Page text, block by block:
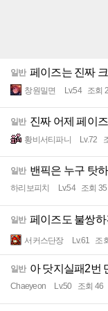
일반 페이즈는 진짜
창원밀면 Lv.54 조회
일반 진짜 어제 페이
황비서티파니 Lv.72
일반 밴픽은 누구 탓
하리보피치 Lv.54 조회 35
일반 페이즈도 불쌍하
서커스단장 Lv.61 조
일반 아 닷지실패2번
Chaeyeon Lv.50 조회 46